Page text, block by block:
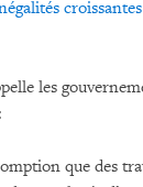
croissantes
les
que des